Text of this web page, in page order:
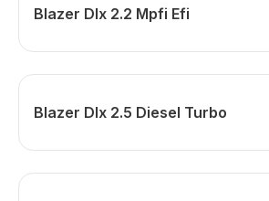
Blazer Dlx 2.2 Mpfi Efi
Blazer Dlx 2.5 Diesel Turbo